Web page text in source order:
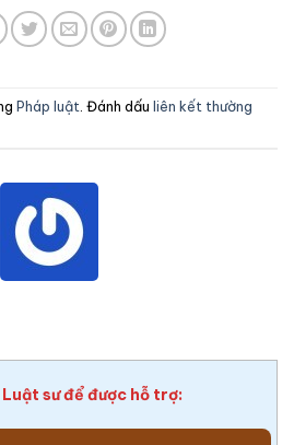
Pháp luật. Đánh dấu liên kết thường
Luật sư để được hỗ trợ: